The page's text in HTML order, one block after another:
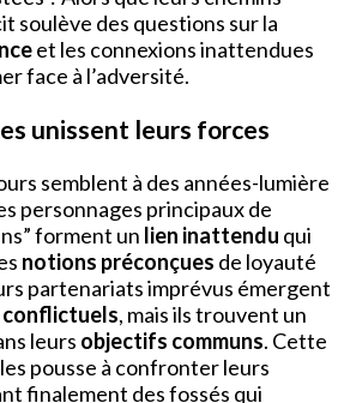
soulève des questions sur la
et les connexions inattendues
face à l’adversité.
unissent leurs forces
semblent à des années-lumière
personnages principaux de
forment un lien inattendu qui
notions préconçues de loyauté
partenariats imprévus émergent
, mais ils trouvent un
leurs objectifs communs. Cette
pousse à confronter leurs
finalement des fossés qui